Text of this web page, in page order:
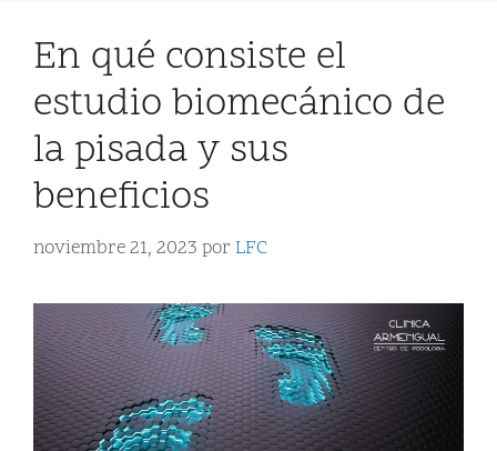
En qué consiste el
estudio biomecánico de
la pisada y sus
beneficios
noviembre 21, 2023 por LFC